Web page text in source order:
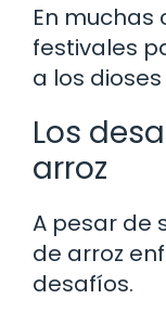
En muchas
festivales
a los
Los
arroz
A pesar de
de arroz
desafíos.